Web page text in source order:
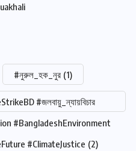
#নুরুল_হক_নুর (1)
#জলবায়ু_ন্যায়বিচার
#BangladeshEnvironment
#ClimateJustice (2)